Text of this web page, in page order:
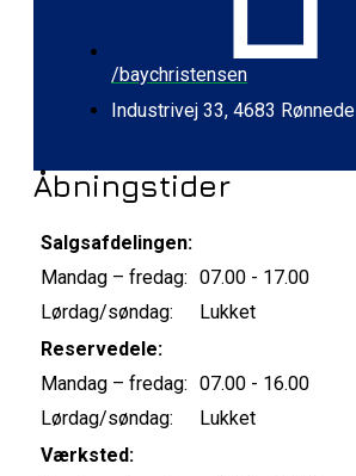
/baychristensen
Industrivej 33, 4683 Rønnede
Åbningstider
Salgsafdelingen:
Mandag – fredag: 07.00 - 17.00
Lørdag/søndag:
Lukket
Reservedele:
Mandag – fredag: 07.00 - 16.00
Lørdag/søndag:
Lukket
Værksted: